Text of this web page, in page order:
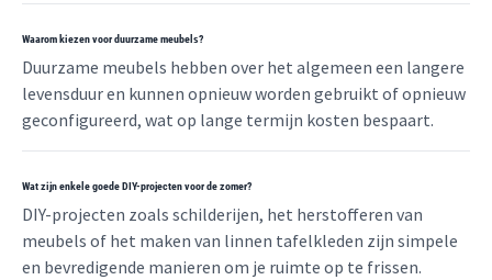
Waarom kiezen voor duurzame meubels?
Duurzame meubels hebben over het algemeen een langere
levensduur en kunnen opnieuw worden gebruikt of opnieuw
geconfigureerd, wat op lange termijn kosten bespaart.
Wat zijn enkele goede DIY-projecten voor de zomer?
DIY-projecten zoals schilderijen, het herstofferen van
meubels of het maken van linnen tafelkleden zijn simpele
en bevredigende manieren om je ruimte op te frissen.